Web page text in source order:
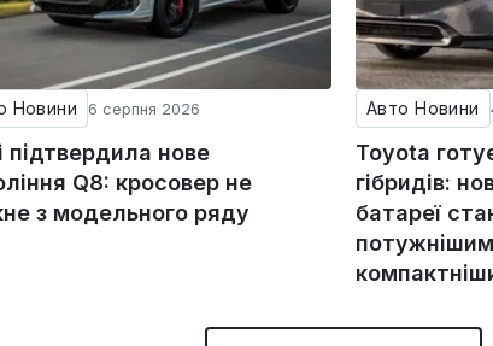
Новини 6 серпня 2026
підтвердила нове
Q8: кросовер не
з модельного ряду
Авто Новини
Toyota
гібридів:
батареї